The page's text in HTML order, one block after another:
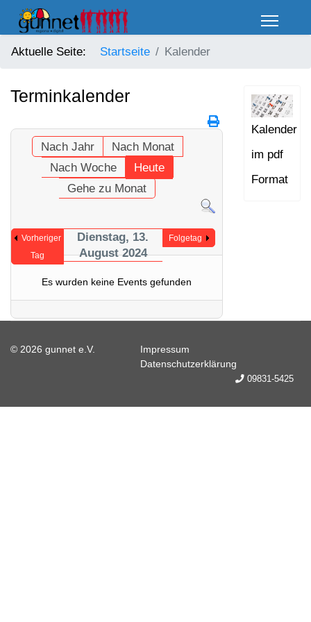
Aktuelle Seite: Startseite Kalender
Terminkalender
Nach Jahr
Nach Monat
Nach Woche
Heute
Gehe zu Monat
Vorheriger
Tag
Dienstag, 13.
August 2024
Folgetag
Es wurden keine Events gefunden
Kalender
im pdf
Format
© 2026 gunnet e.V.
Impressum
Datenschutzerklärung
09831-5425